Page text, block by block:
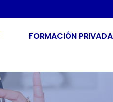
FORMACIÓN PRIVADA